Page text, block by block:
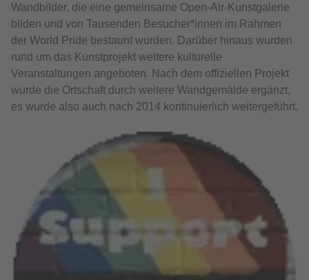
Wandbilder, die eine gemeinsame Open‑Air‑Kunstgalerie
bilden und von Tausenden Besucher*innen im Rahmen
der World Pride bestaunt wurden. Darüber hinaus wurden
rund um das Kunstprojekt weitere kulturelle
Veranstaltungen angeboten. Nach dem offiziellen Projekt
wurde die Ortschaft durch weitere Wandgemälde ergänzt,
es wurde also auch nach 2014 kontinuierlich weitergeführt.